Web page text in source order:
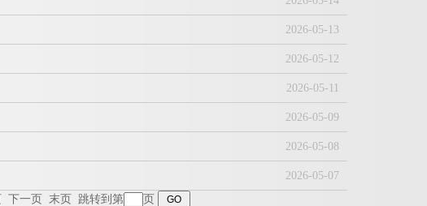
2026-05-13
2026-05-12
2026-05-11
2026-05-09
2026-05-08
2026-05-07
下一页 末页 跳转到第 页